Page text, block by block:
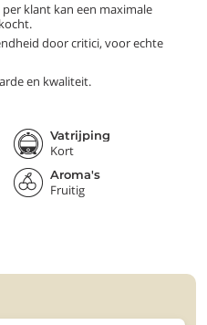
per klant kan een maximale
door critici, voor echte
en kwaliteit.
Vatrijping
Kort
Aroma's
Fruitig